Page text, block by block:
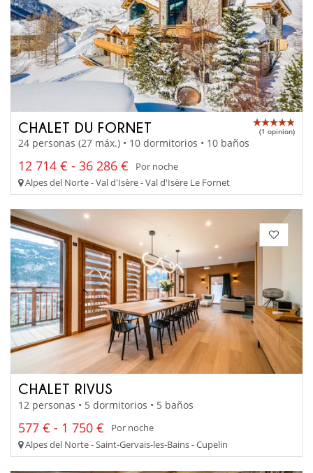
CHALET DU FORNET (1 opinion)
24 personas (27 máx.) • 10 dormitorios • 10 baños
12 714 € - 36 286 €
Por noche
Alpes del Norte - Val d'Isère - Val d'Isère Le Fornet
CHALET RIVUS
12 personas • 5 dormitorios • 5 baños
577 € - 1 750 €
Por noche
Alpes del Norte - Saint-Gervais-les-Bains - Cupelin